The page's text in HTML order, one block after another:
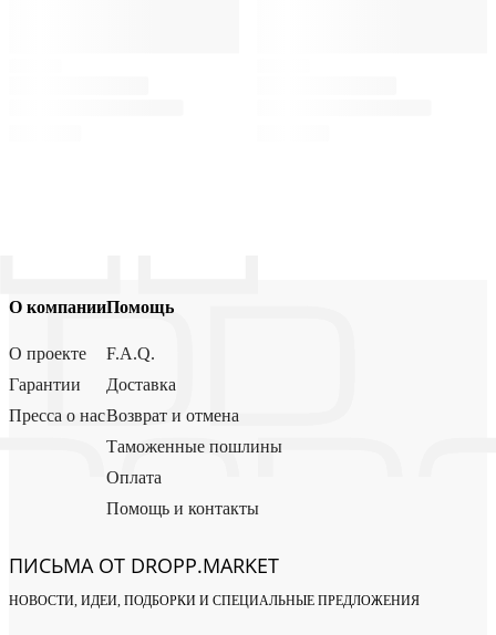
О компании
О проекте
Гарантии
Пресса о нас
Помощь
F.A.Q.
Доставка
Возврат и отмена
Таможенные пошлины
Оплата
Помощь и контакты
ПИСЬМА ОТ DROPP.MARKET
НОВОСТИ, ИДЕИ, ПОДБОРКИ И СПЕЦИАЛЬНЫЕ ПРЕДЛОЖЕНИЯ